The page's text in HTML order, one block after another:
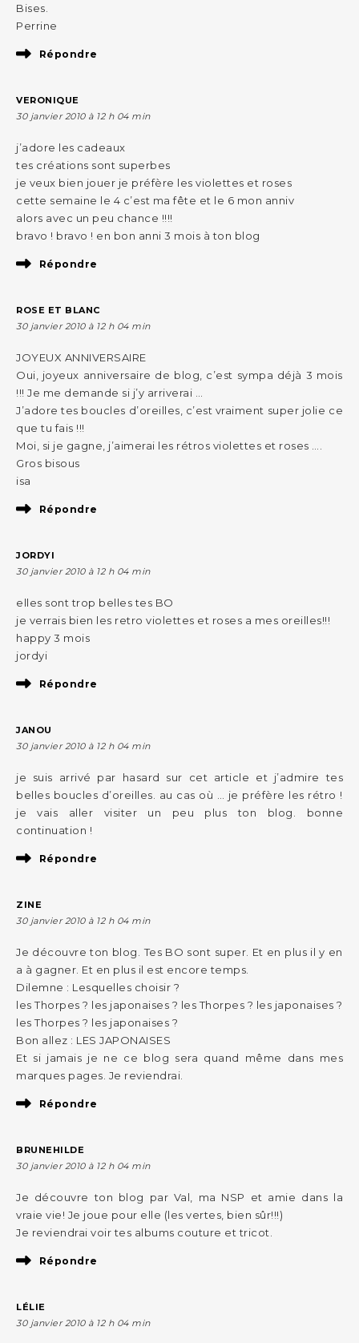
Bises.
Perrine
Répondre
VERONIQUE
30 janvier 2010 à 12 h 04 min
j’adore les cadeaux
tes créations sont superbes
je veux bien jouer je préfère les violettes et roses
cette semaine le 4 c’est ma fête et le 6 mon anniv
alors avec un peu chance !!!!
bravo ! bravo ! en bon anni 3 mois à ton blog
Répondre
ROSE ET BLANC
30 janvier 2010 à 12 h 04 min
JOYEUX ANNIVERSAIRE
Oui, joyeux anniversaire de blog, c’est sympa déjà 3 mois
!!! Je me demande si j’y arriverai …
J’adore tes boucles d’oreilles, c’est vraiment super jolie ce
que tu fais !!!
Moi, si je gagne, j’aimerai les rétros violettes et roses ….
Gros bisous
isa
Répondre
JORDYI
30 janvier 2010 à 12 h 04 min
elles sont trop belles tes BO
je verrais bien les retro violettes et roses a mes oreilles!!!
happy 3 mois
jordyi
Répondre
JANOU
30 janvier 2010 à 12 h 04 min
je suis arrivé par hasard sur cet article et j’admire tes
belles boucles d’oreilles. au cas où … je préfère les rétro !
je vais aller visiter un peu plus ton blog. bonne
continuation !
Répondre
ZINE
30 janvier 2010 à 12 h 04 min
Je découvre ton blog. Tes BO sont super. Et en plus il y en
a à gagner. Et en plus il est encore temps.
Dilemne : Lesquelles choisir ?
les Thorpes ? les japonaises ? les Thorpes ? les japonaises ?
les Thorpes ? les japonaises ?
Bon allez : LES JAPONAISES
Et si jamais je ne ce blog sera quand même dans mes
marques pages. Je reviendrai.
Répondre
BRUNEHILDE
30 janvier 2010 à 12 h 04 min
Je découvre ton blog par Val, ma NSP et amie dans la
vraie vie! Je joue pour elle (les vertes, bien sûr!!!)
Je reviendrai voir tes albums couture et tricot.
Répondre
LÉLIE
30 janvier 2010 à 12 h 04 min